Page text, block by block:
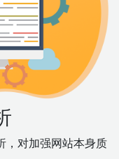
，对加强网站本身质